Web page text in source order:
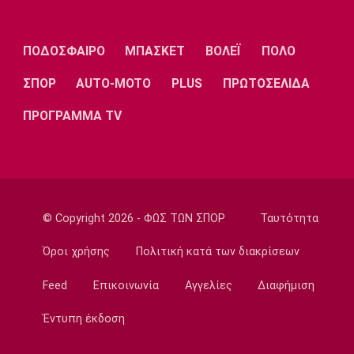
Βόλεϊ Α Γυναικών
21:30
Super League 1
Tα συγχαρητήρια του Ισίδωρου Κούβελου
21:00
Ποδόσφαιρο - Διεθνή
Η Φενέρμπαχτσε κινείται για τον Λουκάκου
20:45
ΠΟΔΟΣΦΑΙΡΟ ΜΠΑΣΚΕΤ ΒΟΛΕΪ ΠΟΛΟ
ΣΠΟΡ AUTO-MOTO PLUS ΠΡΩΤΟΣΕΛΙΔΑ
ΠΡΟΓΡΑΜΜΑ TV
© Copyright 2026 - ΦΩΣ ΤΩΝ ΣΠΟΡ Ταυτότητα
Όροι χρήσης Πολιτική κατά των διακρίσεων
Feed Επικοινωνία Αγγελίες Διαφήμιση
Έντυπη έκδοση